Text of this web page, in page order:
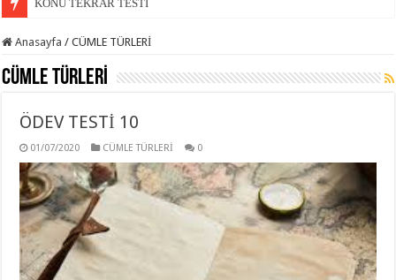
KONU KAVRAMA TESTİ
Anasayfa / CÜMLE TÜRLERİ
CÜMLE TÜRLERİ
ÖDEV TESTİ 10
01/07/2020 CÜMLE TÜRLERİ 0